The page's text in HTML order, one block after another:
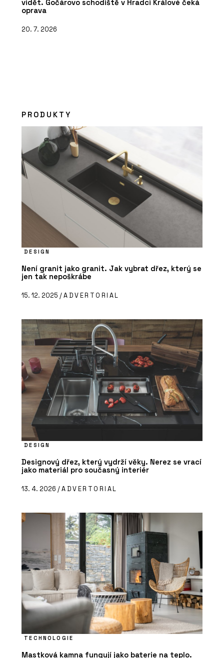
vidět. Gočárovo schodiště v Hradci Králové čeká
oprava
20. 7. 2026
PRODUKTY
DESIGN
Není granit jako granit. Jak vybrat dřez, který se
jen tak nepoškrábe
15. 12. 2025 /ADVERTORIAL
DESIGN
Designový dřez, který vydrží věky. Nerez se vrací
jako materiál pro současný interiér
13. 4. 2026 /ADVERTORIAL
TECHNOLOGIE
Mastková kamna fungují jako baterie na teplo.